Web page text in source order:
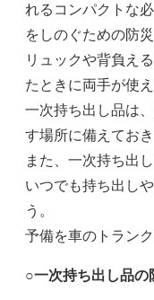
れるコンパクトな
をしのぐための防
リュックや背負え
たときに両手が使
一次持ち出し品は
す場所に備えておき
また、一次持ち出
いつでも持ち出し
う。
予備を車のトラン
○一次持ち出し品の